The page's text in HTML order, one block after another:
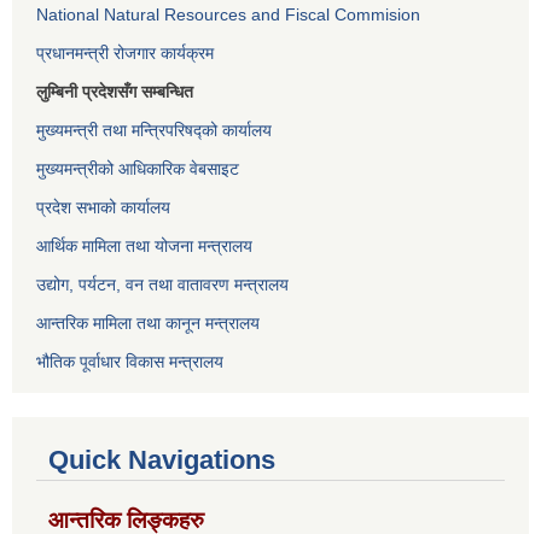
National Natural Resources and Fiscal Commision
प्रधानमन्त्री रोजगार कार्यक्रम
लुम्बिनी प्रदेशसँग सम्बन्धित
मुख्यमन्त्री तथा मन्त्रिपरिषद्को कार्यालय
मुख्यमन्त्रीको आधिकारिक वेबसाइट
प्रदेश सभाको कार्यालय
आर्थिक मामिला तथा योजना मन्त्रालय
उद्योग, पर्यटन, वन तथा वातावरण मन्त्रालय
आन्तरिक मामिला तथा कानून मन्त्रालय
भौतिक पूर्वाधार विकास मन्त्रालय
Quick Navigations
आन्तरिक लिङ्कहरु